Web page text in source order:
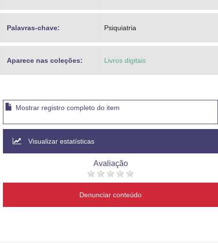
Palavras-chave: Psiquiatria
Aparece nas coleções: Livros digitais
Mostrar registro completo do item
Visualizar estatísticas
Avaliação
Denunciar conteúdo